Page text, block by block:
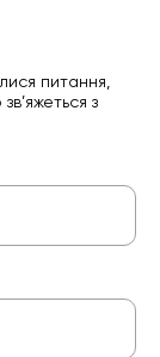
питання,
з